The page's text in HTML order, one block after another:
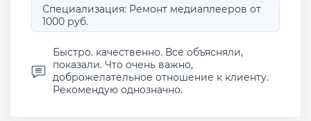
Специализация: Ремонт медиаплееров от
1000 руб.
Быстро. качественно. Все объясняли,
показали. Что очень важно,
доброжелательное отношение к клиенту.
Рекомендую однозначно.